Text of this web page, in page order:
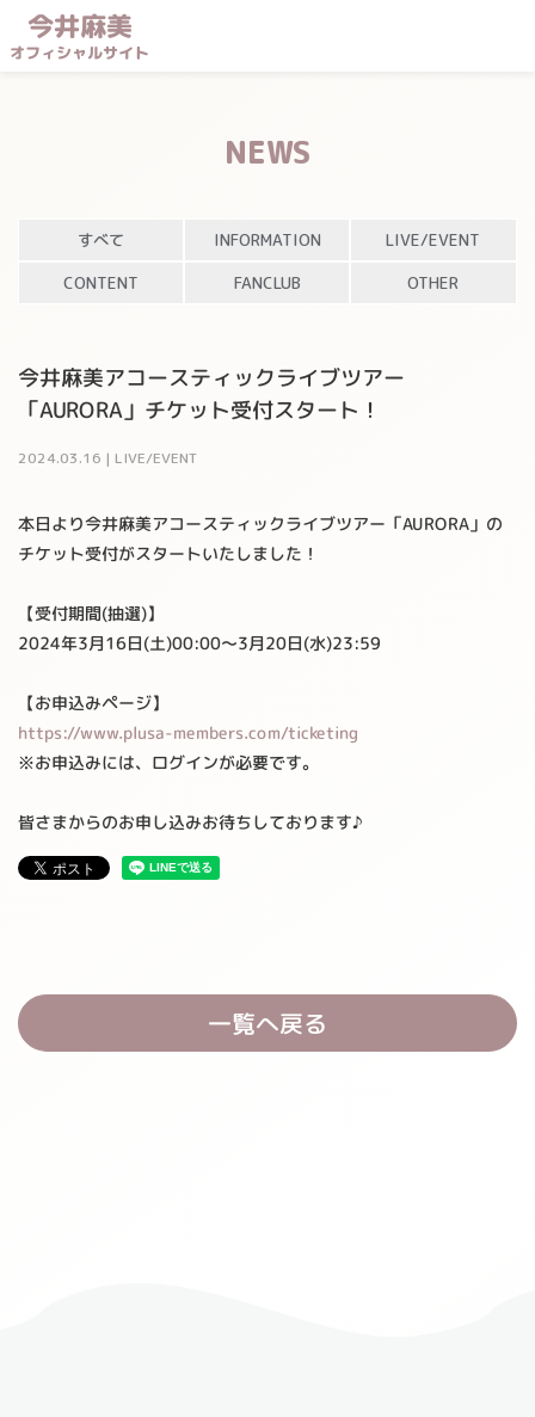
今井麻美
オフィシャルサイト
NEWS
すべて INFORMATION
LIVE/EVENT
CONTENT
FANCLUB OTHER
今井麻美アコースティックライブツアー
「AURORA」チケット受付スタート！
2024.03.16 | LIVE/EVENT
本日より今井麻美アコースティックライブツアー「AURORA」の
チケット受付がスタートいたしました！
【受付期間(抽選)】
2024年3月16日(土)00:00～3月20日(水)23:59
【お申込みページ】
https://www.plusa-members.com/ticketing
※お申込みには、ログインが必要です。
皆さまからのお申し込みお待ちしております♪
一覧へ戻る